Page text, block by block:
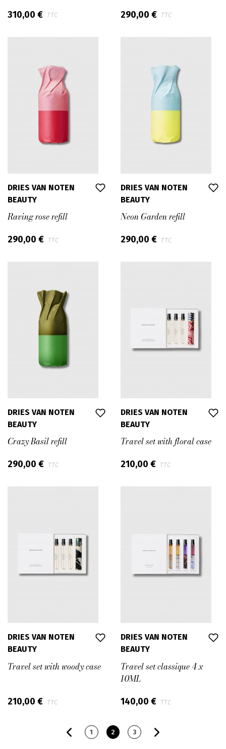
310,00 € TTC 290,00 € TTC
DRIES VAN NOTEN
BEAUTY
Raving rose refill
290,00 € TTC
DRIES VAN NOTEN
BEAUTY
Neon Garden refill
290,00 € TTC
DRIES VAN NOTEN
BEAUTY
Crazy Basil refill
290,00 € TTC
DRIES VAN NOTEN
BEAUTY
Travel set with floral case
210,00 € TTC
DRIES VAN NOTEN
BEAUTY
Travel set with woody case
210,00 € TTC
DRIES VAN NOTEN
BEAUTY
Travel set classique 4 x
10ML
140,00 € TTC
1 2 3